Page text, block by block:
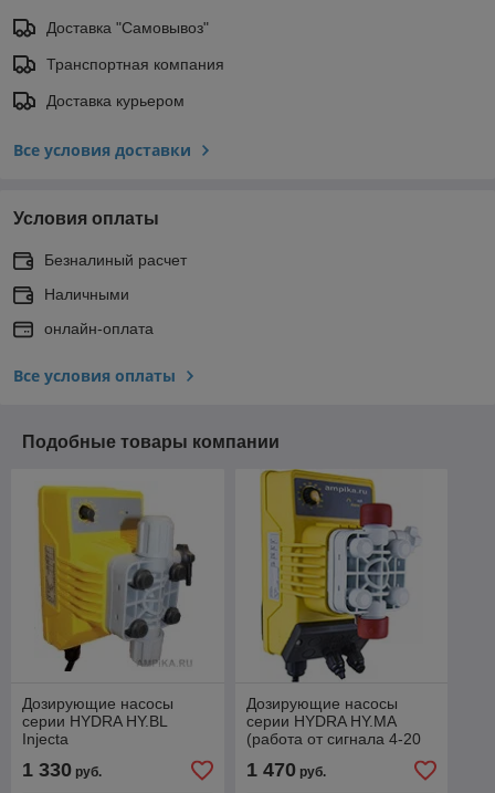
Доставка "Самовывоз"
Транспортная компания
Доставка курьером
Все условия доставки
Условия оплаты
Безналиный расчет
Наличными
онлайн-оплата
Все условия оплаты
Подобные товары компании
Дозирующие насосы
серии HYDRA HY.BL
Injecta
1 330 руб.
Дозирующие насосы
серии HYDRA HY.MA
(работа от сигнала 4-20
1 470руб.